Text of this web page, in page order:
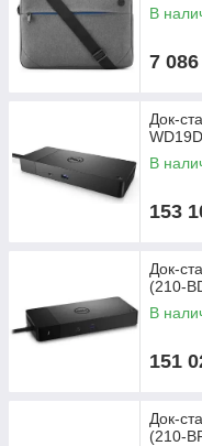
В
7 086
Док-
В
153
Док-
(210-
В
151
Док-
(210-